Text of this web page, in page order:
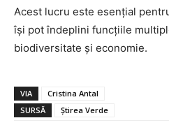
Acest lucru este esențial
își pot îndeplini funcțiile
biodiversitate și economie.
VIA
Cristina Antal
SURSĂ
Știrea Verde